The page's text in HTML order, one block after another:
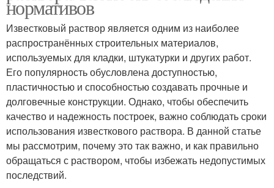
нормативов
Известковый раствор является одним из наиболее
распространённых строительных материалов,
используемых для кладки, штукатурки и других работ.
Его популярность обусловлена доступностью,
пластичностью и способностью создавать прочные и
долговечные конструкции. Однако, чтобы обеспечить
качество и надежность построек, важно соблюдать сроки
использования известкового раствора. В данной статье
мы рассмотрим, почему это так важно, и как правильно
обращаться с раствором, чтобы избежать недопустимых
последствий.